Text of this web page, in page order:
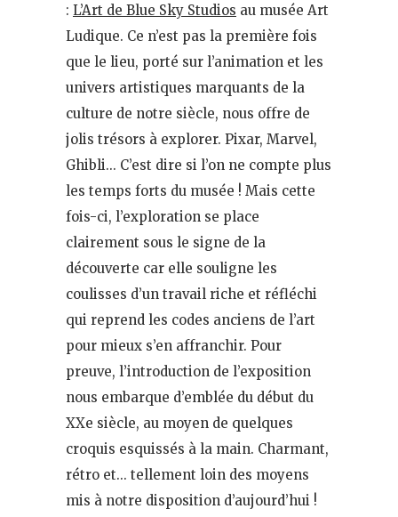
: L’Art de Blue Sky Studios au musée Art
Ludique. Ce n’est pas la première fois
que le lieu, porté sur l’animation et les
univers artistiques marquants de la
culture de notre siècle, nous offre de
jolis trésors à explorer. Pixar, Marvel,
Ghibli… C’est dire si l’on ne compte plus
les temps forts du musée ! Mais cette
fois-ci, l’exploration se place
clairement sous le signe de la
découverte car elle souligne les
coulisses d’un travail riche et réfléchi
qui reprend les codes anciens de l’art
pour mieux s’en affranchir. Pour
preuve, l’introduction de l’exposition
nous embarque d’emblée du début du
XXe siècle, au moyen de quelques
croquis esquissés à la main. Charmant,
rétro et… tellement loin des moyens
mis à notre disposition d’aujourd’hui !